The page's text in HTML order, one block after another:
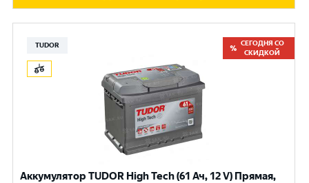
TUDOR
СЕГОДНЯ СО
СКИДКОЙ
Аккумулятор TUDOR High Tech (61 Ач, 12 V) Прямая,